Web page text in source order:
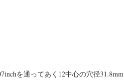
を通ってあく12中心の穴径31.8mm